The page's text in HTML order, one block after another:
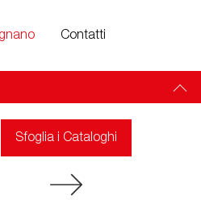
Contatti
Sfoglia i Cataloghi